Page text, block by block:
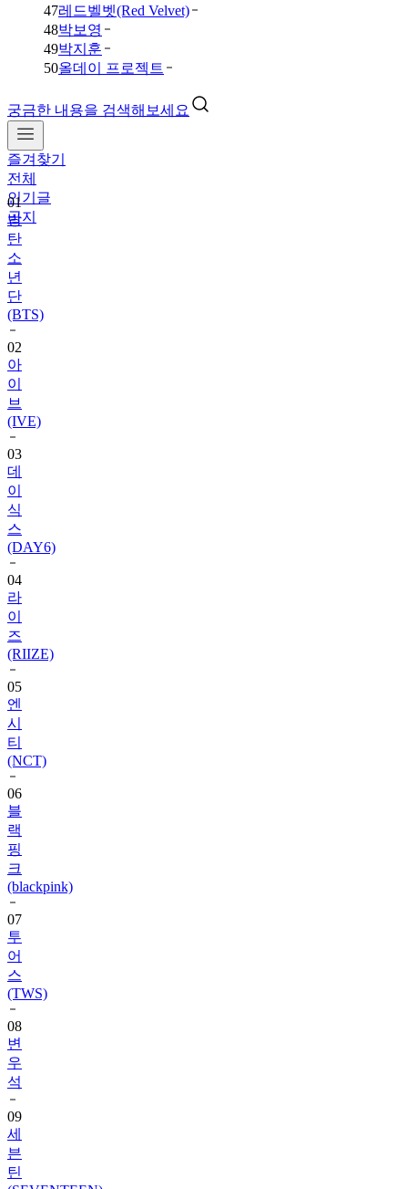
47레드벨벳(Red Velvet)
48박보영
49박지훈
50올데이 프로젝트
궁금한 내용을 검색해보세요
즐겨찾기
전체
인기글
공지
01
방
탄
소
년
단
(BTS)
02
아
이
브
(IVE)
03
데
이
식
스
(DAY6)
04
라
이
즈
(RIIZE)
05
엔
시
티
(NCT)
06
블
랙
핑
크
(blackpink)
07
투
어
스
(TWS)
08
변
우
석
09
세
븐
틴